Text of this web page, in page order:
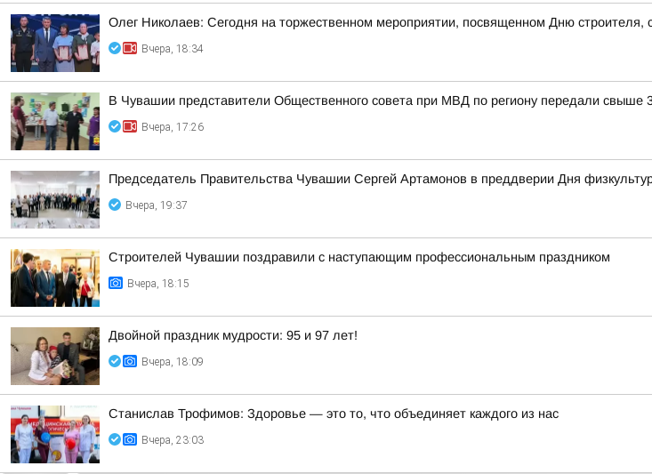
Олег Николаев: Сегодня на торжественном мероприятии, посвященном Дню
Вчера, 18:34
В Чувашии представители Общественного совета при МВД по региону передали свыше
Вчера, 17:26
Председатель Правительства Чувашии Сергей Артамонов в преддверии Дня
Вчера, 19:37
Строителей Чувашии поздравили с наступающим профессиональным праздником
Вчера, 18:15
Двойной праздник мудрости: 95 и 97 лет!
Вчера, 18:09
Станислав Трофимов: Здоровье — это то, что объединяет каждого из нас
Вчера, 23:03